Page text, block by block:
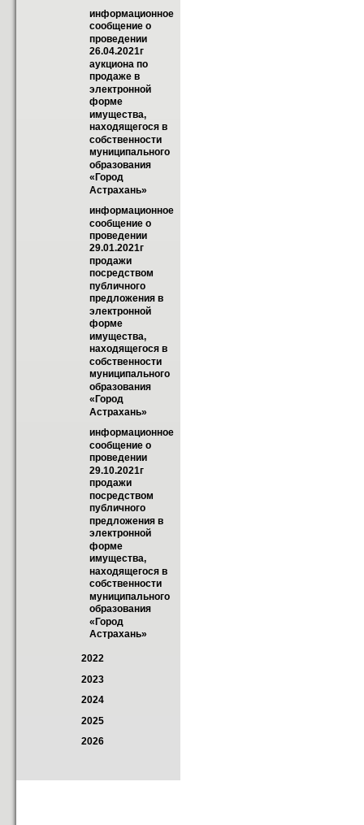
информационное
сообщение о
проведении
26.04.2021г
аукциона по
продаже в
электронной
форме
имущества,
находящегося в
собственности
муниципального
образования
«Город
Астрахань»
информационное
сообщение о
проведении
29.01.2021г
продажи
посредством
публичного
предложения в
электронной
форме
имущества,
находящегося в
собственности
муниципального
образования
«Город
Астрахань»
информационное
сообщение о
проведении
29.10.2021г
продажи
посредством
публичного
предложения в
электронной
форме
имущества,
находящегося в
собственности
муниципального
образования
«Город
Астрахань»
2022
2023
2024
2025
2026